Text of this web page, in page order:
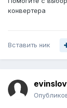
конвертера
Вставить ник
evinslov